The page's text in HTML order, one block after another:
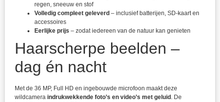
regen, sneeuw en stof
Volledig compleet geleverd – inclusief batterijen, SD-kaart en
accessoires
Eerlijke prijs – zodat iedereen van de natuur kan genieten
Haarscherpe beelden –
dag én nacht
Met de 36 MP, Full HD en ingebouwde microfoon maakt deze
wildcamera indrukwekkende foto’s en video’s met geluid . De